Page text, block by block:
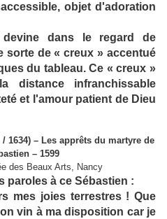
objet d'adoration
dans le regard de
sorte de « creux » accentué
du tableau. Ce « creux »
distance infranchissable
et l'amour patient de Dieu
1634) – Les apprêts du martyre de
– 1599
des Beaux Arts, Nancy
paroles à ce Sébastien :
mes joies terrestres ! Que
vin à ma disposition car je